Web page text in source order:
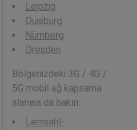
Leipzig
Duisburg
Nürnberg
Dresden
Bölgenizdeki 3G / 4G /
5G mobil ağ kapsama
alanına da bakın:
Lemsahl-